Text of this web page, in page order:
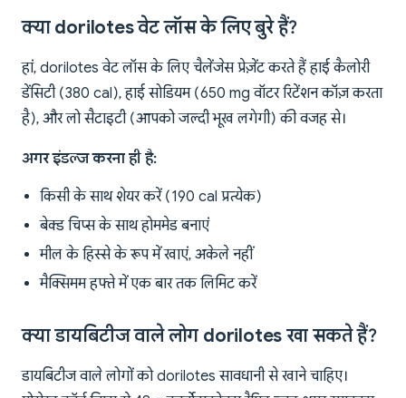
क्या dorilotes वेट लॉस के लिए बुरे हैं?
हां, dorilotes वेट लॉस के लिए चैलेंजेस प्रेज़ेंट करते हैं हाई कैलोरी
डेंसिटी (380 cal), हाई सोडियम (650 mg वॉटर रिटेंशन कॉज़ करता
है), और लो सैटाइटी (आपको जल्दी भूख लगेगी) की वजह से।
अगर इंडल्ज करना ही है:
किसी के साथ शेयर करें (190 cal प्रत्येक)
बेक्ड चिप्स के साथ होममेड बनाएं
मील के हिस्से के रूप में खाएं, अकेले नहीं
मैक्सिमम हफ्ते में एक बार तक लिमिट करें
क्या डायबिटीज वाले लोग dorilotes खा सकते हैं?
डायबिटीज वाले लोगों को dorilotes सावधानी से खाने चाहिए।